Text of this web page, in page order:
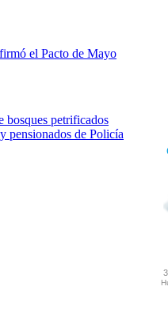
el Pacto de Mayo
bosques petrificados
pensionados de Policía